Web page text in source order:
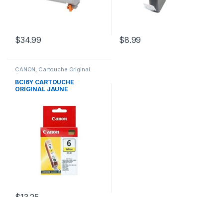
$34.99 $8.99
CANON, Cartouche Original
Canon
BCI6Y CARTOUCHE
ORIGINAL JAUNE